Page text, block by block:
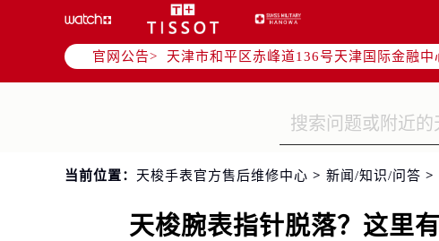
官网公告>
北京市东城区东长安街1号东方广场写字楼
北京市朝阳区建国门外大街甲6号华熙国际
天津市和平区赤峰道136号天津国际金融中
上海市徐汇区虹桥路3号港汇中心写字楼2
南京市秦淮区中山南路1号（新街口）南
徐州市鼓楼区淮海东路29号苏宁广场IFC
盐城市盐都区世纪大道5号盐城金融城写
当前位置： 天梭手表官方售后维修中心 > 新闻/知识/问答 >
天梭腕表指针脱落？这里